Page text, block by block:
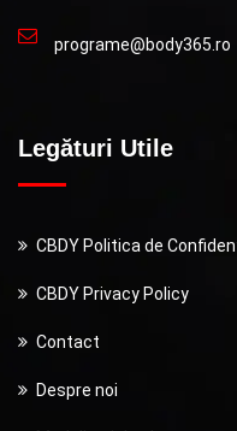
programe@body365.ro
Legături Utile
CBDY Politica de
CBDY Privacy Policy
Contact
Despre noi